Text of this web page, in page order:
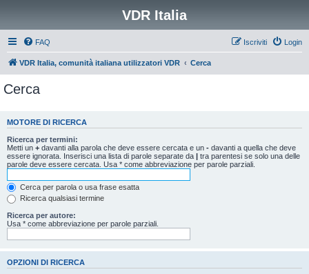
VDR Italia
FAQ Login
Iscriviti
VDR Italia, comunità italiana utilizzatori VDR Cerca
Cerca
MOTORE DI RICERCA
Ricerca per termini:
Metti un + davanti alla parola che deve essere cercata e un - davanti a quella che deve
essere ignorata. Inserisci una lista di parole separate da | tra parentesi se solo una delle
parole deve essere cercata. Usa * come abbreviazione per parole parziali.
Cerca per parola o usa frase esatta
Ricerca qualsiasi termine
Ricerca per autore:
Usa * come abbreviazione per parole parziali.
OPZIONI DI RICERCA